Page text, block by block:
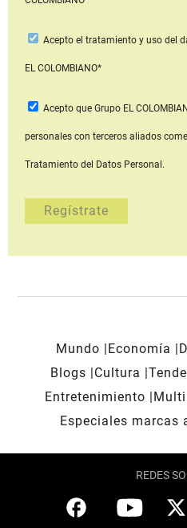
Acepto el tratamiento y uso del
EL COLOMBIANO*
Acepto que Grupo EL
personales con terceros aliados
Tratamiento del Datos Personal.
Mundo Economía
Blogs
Cultura
Entretenimiento
Especiales marcas
REDES